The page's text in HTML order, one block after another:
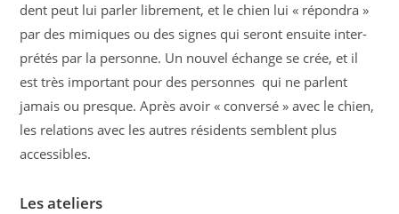
dent peut lui parler librement, et le chien lui « répondra »
par des mimiques ou des signes qui seront ensuite inter­
prétés par la personne. Un nouvel échange se crée, et il
est très important pour des personnes qui ne parlent
jamais ou presque. Après avoir « conversé » avec le chien,
les rela­tions avec les autres résidents semblent plus
accessibles.
Les ateliers